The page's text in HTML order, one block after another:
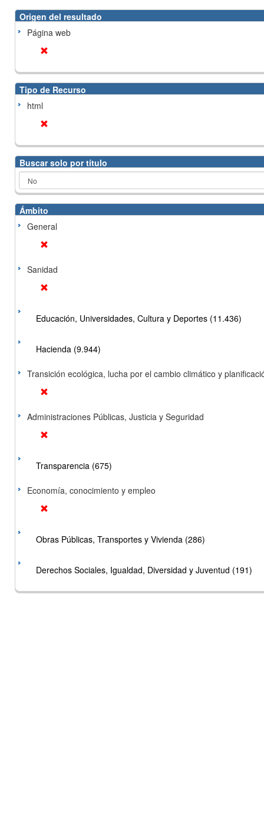
Origen del resultado
Página web
Tipo de Recurso
html
Buscar solo por título
Ámbito
General
Sanidad
Educación, Universidades, Cultura y Deportes (11.436)
Hacienda (9.944)
Transición ecológica, lucha por el cambio climático y
Administraciones Públicas, Justicia y Seguridad
Transparencia (675)
Economía, conocimiento y empleo
Obras Públicas, Transportes y Vivienda (286)
Derechos Sociales, Igualdad, Diversidad y Juventud (191)